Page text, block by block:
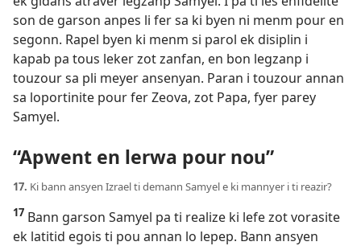
son de garson anpes li fer sa ki byen ni menm pour en
segonn. Rapel byen ki menm si parol ek disiplin i
kapab pa tous leker zot zanfan, en bon legzanp i
touzour sa pli meyer ansenyan. Paran i touzour annan
sa loportinite pour fer Zeova, zot Papa, fyer parey
Samyel.
“Apwent en lerwa pour nou”
17. Ki bann ansyen Izrael ti demann Samyel e ki mannyer i ti reazir?
17 Bann garson Samyel pa ti realize ki lefe zot vorasite
ek latitid egois ti pou annan lo lepep. Bann ansyen